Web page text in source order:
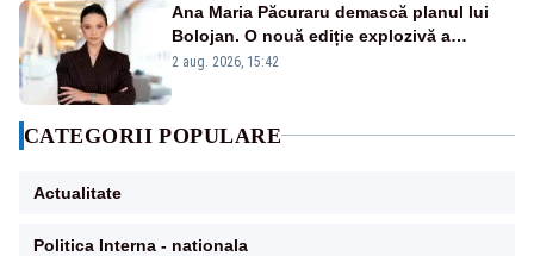
Ana Maria Păcuraru demască planul lui
Bolojan. O nouă ediție explozivă a
emisiunii „Miza Zilei” la Realitatea PLUS
2 aug. 2026, 15:42
CATEGORII POPULARE
Actualitate
Politica Interna - nationala